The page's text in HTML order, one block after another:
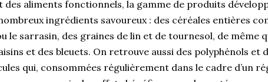
des aliments fonctionnels, la gamme de produits
ingrédients savoureux : des céréales entières
le sarrasin, des graines de lin et de tournesol, de même
et des bleuets. On retrouve aussi des polyphénols et
qui, consommées régulièrement dans le cadre d’un